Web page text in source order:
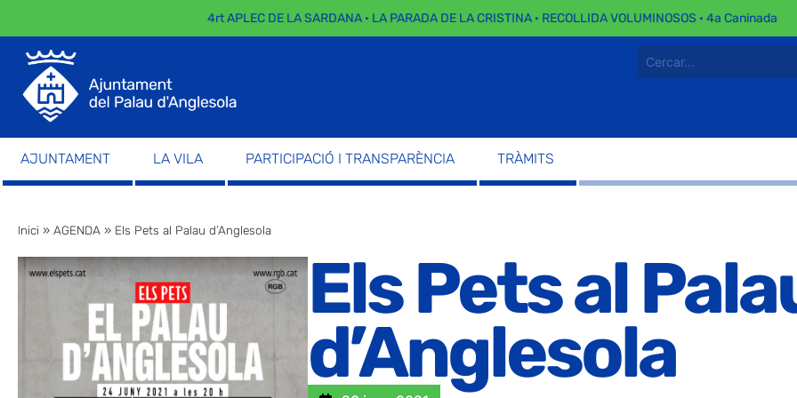
4rt APLEC DE LA SARDANA · LA PARADA DE LA CRISTINA · RECOLLIDA VOLUMINOSOS · 4a Caninada
AJUNTAMENT LA VILA PARTICIPACIÓ I TRANSPARÈNCIA TRÀMITS
Inici » AGENDA » Els Pets al Palau d’Anglesola
Els Pets al
d’Anglesola